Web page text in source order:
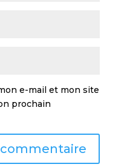
e-mail et mon site
prochain